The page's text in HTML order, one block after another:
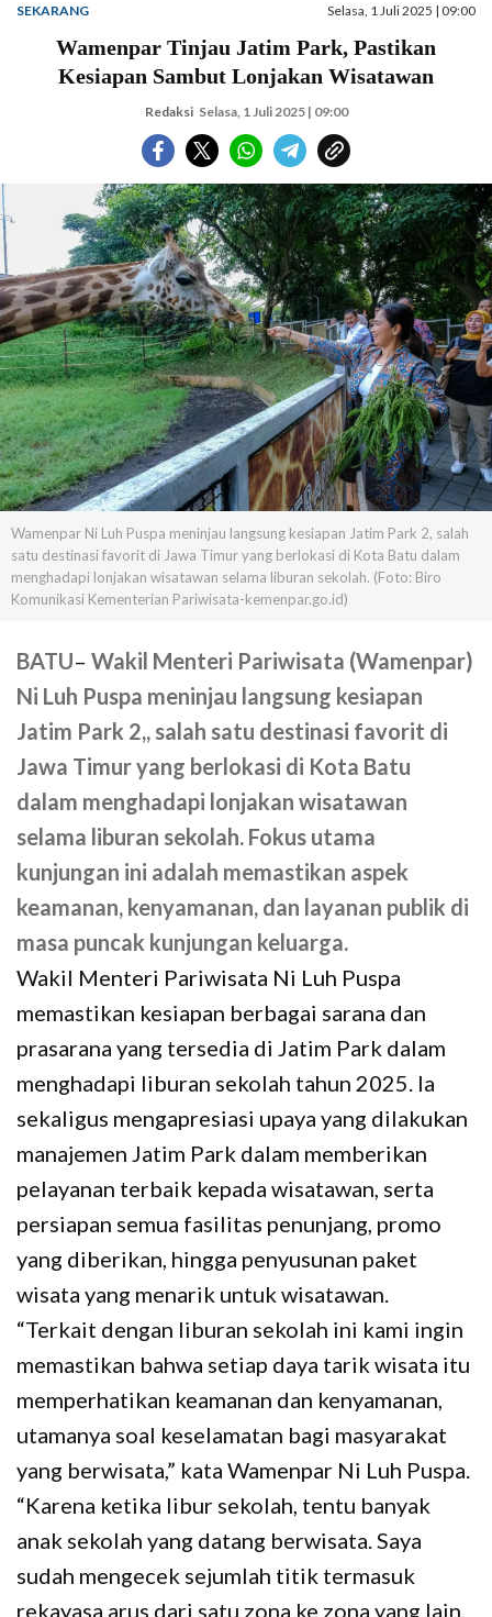
SEKARANG Selasa, 1 Juli 2025 | 09:00
Wamenpar Tinjau Jatim Park, Pastikan
Kesiapan Sambut Lonjakan Wisatawan
Redaksi Selasa, 1 Juli 2025 | 09:00
Wamenpar Ni Luh Puspa meninjau langsung kesiapan Jatim Park 2, salah
satu destinasi favorit di Jawa Timur yang berlokasi di Kota Batu dalam
menghadapi lonjakan wisatawan selama liburan sekolah. (Foto: Biro
Komunikasi Kementerian Pariwisata-kemenpar.go.id)
BATU– Wakil Menteri Pariwisata (Wamenpar)
Ni Luh Puspa meninjau langsung kesiapan
Jatim Park 2,, salah satu destinasi favorit di
Jawa Timur yang berlokasi di Kota Batu
dalam menghadapi lonjakan wisatawan
selama liburan sekolah. Fokus utama
kunjungan ini adalah memastikan aspek
keamanan, kenyamanan, dan layanan publik di
masa puncak kunjungan keluarga.
Wakil Menteri Pariwisata Ni Luh Puspa
memastikan kesiapan berbagai sarana dan
prasarana yang tersedia di Jatim Park dalam
menghadapi liburan sekolah tahun 2025. Ia
sekaligus mengapresiasi upaya yang dilakukan
manajemen Jatim Park dalam memberikan
pelayanan terbaik kepada wisatawan, serta
persiapan semua fasilitas penunjang, promo
yang diberikan, hingga penyusunan paket
wisata yang menarik untuk wisatawan.
“Terkait dengan liburan sekolah ini kami ingin
memastikan bahwa setiap daya tarik wisata itu
memperhatikan keamanan dan kenyamanan,
utamanya soal keselamatan bagi masyarakat
yang berwisata,” kata Wamenpar Ni Luh Puspa.
“Karena ketika libur sekolah, tentu banyak
anak sekolah yang datang berwisata. Saya
sudah mengecek sejumlah titik termasuk
rekayasa arus dari satu zona ke zona yang lain,